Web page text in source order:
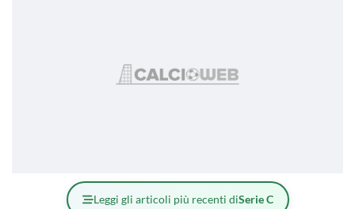
Leggi gli articoli più recenti diSerie C